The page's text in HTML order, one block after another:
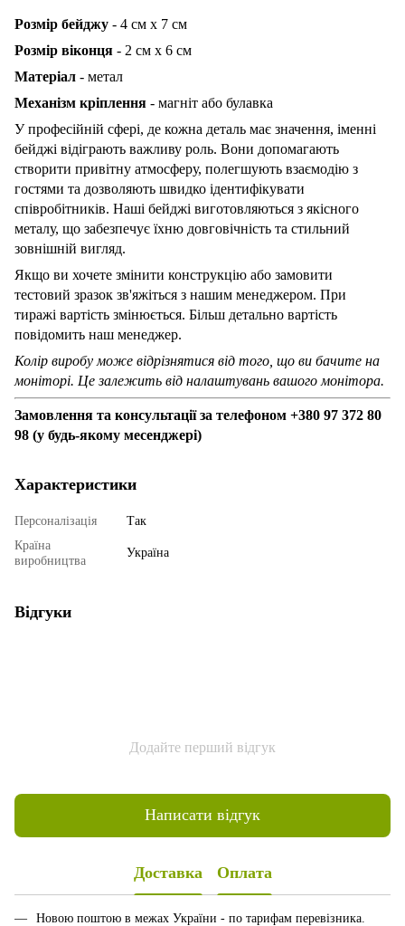
Розмір бейджу - 4 см х 7 см
Розмір віконця - 2 см х 6 см
Матеріал - метал
Механізм кріплення - магніт або булавка
У професійній сфері, де кожна деталь має значення, іменні
бейджі відіграють важливу роль. Вони допомагають
створити привітну атмосферу, полегшують взаємодію з
гостями та дозволяють швидко ідентифікувати
співробітників. Наші бейджі виготовляються з якісного
металу, що забезпечує їхню довговічність та стильний
зовнішній вигляд.
Якщо ви хочете змінити конструкцію або замовити
тестовий зразок зв'яжіться з нашим менеджером. При
тиражі вартість змінюється. Більш детально вартість
повідомить наш менеджер.
Колір виробу може відрізнятися від того, що ви бачите на
моніторі. Це залежить від налаштувань вашого монітора.
Замовлення та консультації за телефоном +380 97 372 80
98 (у будь-якому месенджері)
Характеристики
Персоналізація
Так
Країна
виробництва
Україна
Відгуки
Додайте перший відгук
Написати відгук
Доставка Оплата
Новою поштою в межах України - по тарифам перевізника.